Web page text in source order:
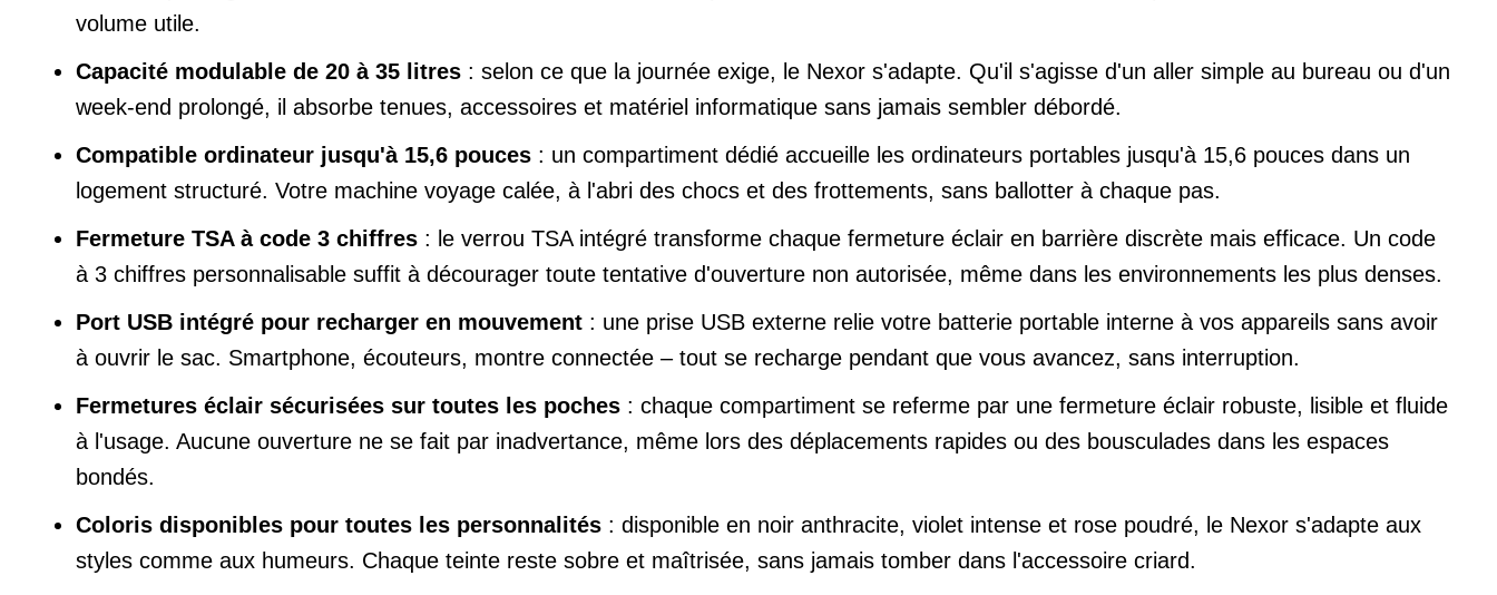
volume utile.
Capacité modulable de 20 à 35 litres : selon ce que la journée exige, le Nexor s'adapte. Qu'il s'agisse d'un aller simple au bureau ou d'un
week-end prolongé, il absorbe tenues, accessoires et matériel informatique sans jamais sembler débordé.
Compatible ordinateur jusqu'à 15,6 pouces : un compartiment dédié accueille les ordinateurs portables jusqu'à 15,6 pouces dans un
logement structuré. Votre machine voyage calée, à l'abri des chocs et des frottements, sans ballotter à chaque pas.
Fermeture TSA à code 3 chiffres : le verrou TSA intégré transforme chaque fermeture éclair en barrière discrète mais efficace. Un code
à 3 chiffres personnalisable suffit à décourager toute tentative d'ouverture non autorisée, même dans les environnements les plus denses.
Port USB intégré pour recharger en mouvement : une prise USB externe relie votre batterie portable interne à vos appareils sans avoir
à ouvrir le sac. Smartphone, écouteurs, montre connectée – tout se recharge pendant que vous avancez, sans interruption.
Fermetures éclair sécurisées sur toutes les poches : chaque compartiment se referme par une fermeture éclair robuste, lisible et fluide
à l'usage. Aucune ouverture ne se fait par inadvertance, même lors des déplacements rapides ou des bousculades dans les espaces
bondés.
Coloris disponibles pour toutes les personnalités : disponible en noir anthracite, violet intense et rose poudré, le Nexor s'adapte aux
styles comme aux humeurs. Chaque teinte reste sobre et maîtrisée, sans jamais tomber dans l'accessoire criard.